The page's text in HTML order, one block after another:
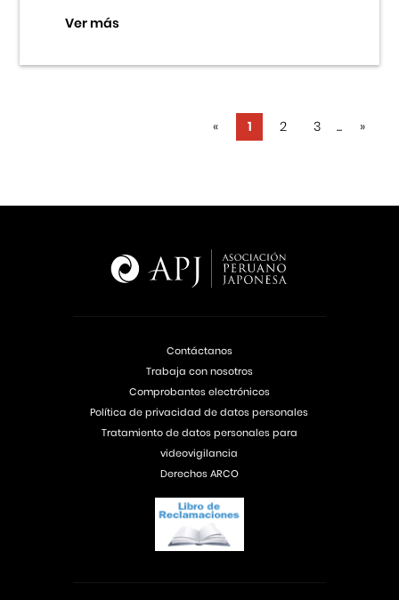
Ver más
« 1 2 3 ... »
Contáctanos
Trabaja con nosotros
Comprobantes electrónicos
Política de privacidad de datos personales
Tratamiento de datos personales para
videovigilancia
Derechos ARCO